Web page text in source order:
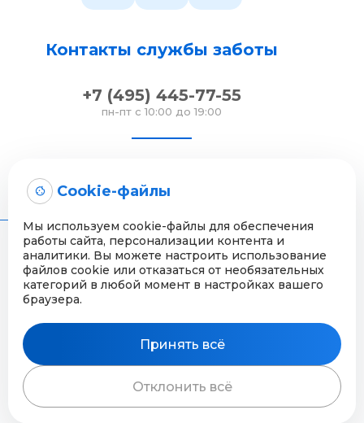
En
Политика конфиденциальности
2026 Все права защищены ©
г. Москва,наб. Бережковская д.
Контакты службы заботы
+7 (495) 445-77-55
пн-пт с 10:00 до 19:00
напишите нам
Cookie-файлы
Мы используем cookie-файлы для обеспечения
работы сайта, персонализации контента и
аналитики. Вы можете настроить использование
файлов cookie или отказаться от необязательных
категорий в любой момент в настройках вашего
браузера.
Принять всё
Отклонить всё